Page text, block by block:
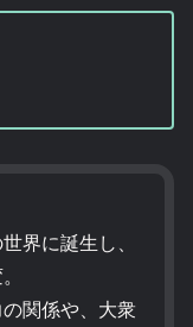
界に誕生し、
関係や、大衆